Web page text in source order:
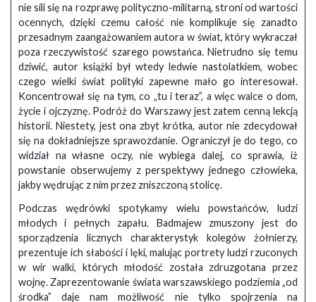
nie sili się na rozprawę polityczno-militarną, stroni od wartości
ocennych, dzięki czemu całość nie komplikuje się zanadto
przesadnym zaangażowaniem autora w świat, który wykraczał
poza rzeczywistość szarego powstańca. Nietrudno się temu
dziwić, autor książki był wtedy ledwie nastolatkiem, wobec
czego wielki świat polityki zapewne mało go interesował.
Koncentrował się na tym, co „tu i teraz”, a więc walce o dom,
życie i ojczyznę. Podróż do Warszawy jest zatem cenną lekcją
historii. Niestety, jest ona zbyt krótka, autor nie zdecydował
się na dokładniejsze sprawozdanie. Ograniczył je do tego, co
widział na własne oczy, nie wybiega dalej, co sprawia, iż
powstanie obserwujemy z perspektywy jednego człowieka,
jakby wędrując z nim przez zniszczoną stolicę.
Podczas wędrówki spotykamy wielu powstańców, ludzi
młodych i pełnych zapału. Badmajew zmuszony jest do
sporządzenia licznych charakterystyk kolegów żołnierzy,
prezentuje ich słabości i lęki, malując portrety ludzi rzuconych
w wir walki, których młodość została zdruzgotana przez
wojnę. Zaprezentowanie świata warszawskiego podziemia „od
środka” daje nam możliwość nie tylko spojrzenia na